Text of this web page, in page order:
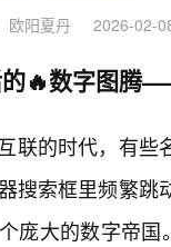
欧阳夏丹 2026-02-
🔥数字图腾
联的时代，有些
搜索框里频繁跳
庞大的数字帝